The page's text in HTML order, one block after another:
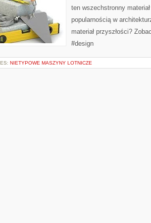
ten wszechstronny
popularnością w
materiał przyszłości?
#design
NIETYPOWE MASZYNY LOTNICZE